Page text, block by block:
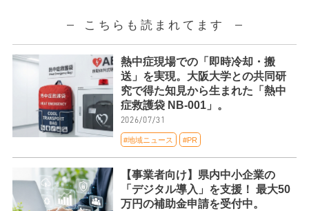
こちらも読まれてます
熱中症現場での「即時冷却・搬
送」を実現。大阪大学との共同研
究で得た知見から生まれた「熱中
症救護袋 NB-001」。
2026/07/31
#地域ニュース #PR
【事業者向け】県内中小企業の
「デジタル導入」を支援！ 最大50
万円の補助金申請を受付中。